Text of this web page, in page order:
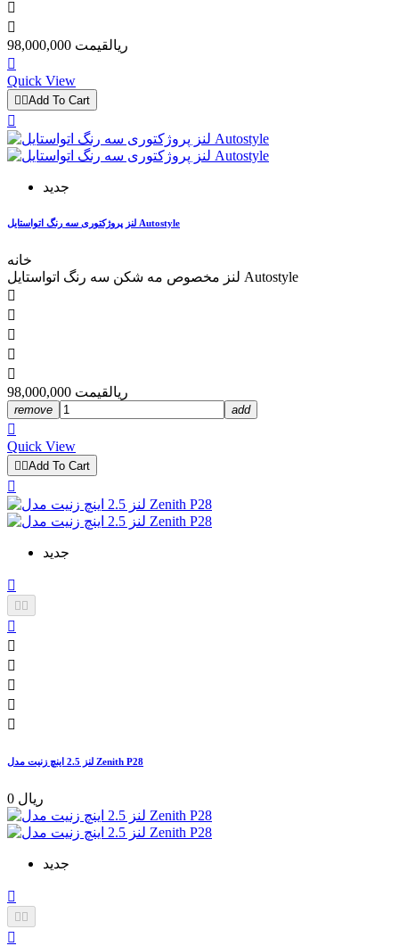


98,000,000 ریالقیمت

Quick View
Add To Cart

جدید
لنز پروژکتوری سه رنگ اتواستایل Autostyle
خانه
لنز مخصوص مه شکن سه رنگ اتواستایل Autostyle





98,000,000 ریالقیمت
remove add

Quick View
Add To Cart

جدید








لنز 2.5 اینچ زنیت مدل Zenith P28
0 ریال
جدید


